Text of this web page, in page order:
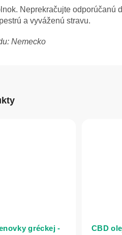
Neprekračujte odporúčanú
a vyváženú stravu.
Nemecko
gréckej - CBD